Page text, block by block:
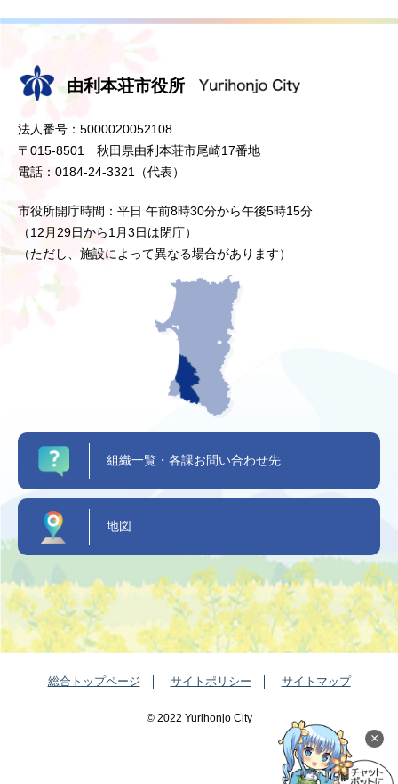
×
由利本荘市役所
法人番号：5000020052108
〒015-8501 秋田県由利本荘市尾崎17番地
電話：0184-24-3321（代表）
市役所開庁時間：平日 午前8時30分から午後5時15分
（12月29日から1月3日は閉庁）
（ただし、施設によって異なる場合があります）
組織一覧・各課お問い合わせ先
地図
総合トップページ サイトポリシー サイトマップ
©️ 2022 Yurihonjo City